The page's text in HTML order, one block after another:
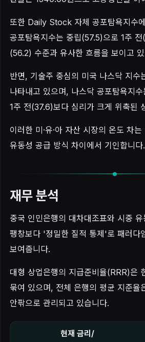
또한 Daily Stock 자체 공포탐욕지수
공포탐욕지수는 중립(57.5)으로 1주
(56.2) 수준과 유사한 흐름을 보이고
반면, 기술주 중심의 미국 나스닥 지
나타내고 있으며, 나스닥 공포탐욕지
1주 전(37.6)보다 심리가 크게 위축된
이러한 미·유·아 자산 시장의 온도 차는
유동성 공급 방식 차이에서 기인합니다.
재무 분석
중국 인민은행의 대차대조표와 시중
팽창보다 '정밀한 질적 통제'로 패러다
보여줍니다.
대형 상업은행의 지급준비율(RRR)은
묶여 있으며, 전체 은행의 평균 지준
안팎으로 관리되고 있습니다.
현재 금리/